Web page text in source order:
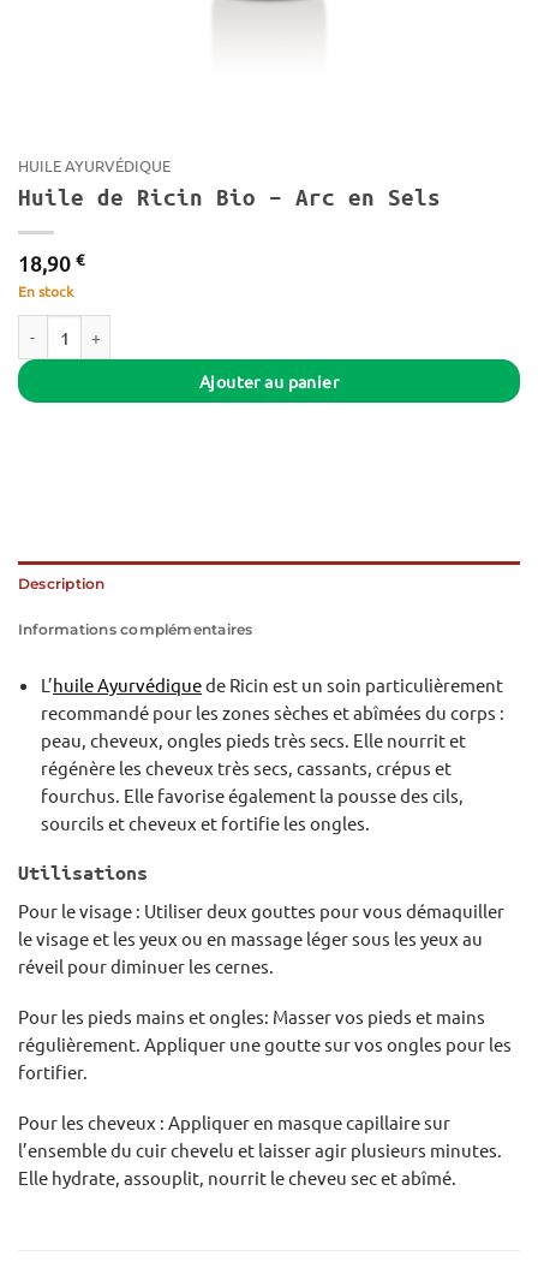
HUILE AYURVÉDIQUE
Huile de Ricin Bio – Arc en Sels
18,90 €
En stock
Ajouter au panier
Description
Informations complémentaires
L’huile Ayurvédiquede Ricin est un soin particulièrement
recommandé pour les zones sèches et abîmées du corps :
peau, cheveux, ongles pieds très secs. Elle nourrit et
régénère les cheveux très secs, cassants, crépus et
fourchus. Elle favorise également la pousse des cils,
sourcils et cheveux et fortifie les ongles.
Utilisations
Pour le visage : Utiliser deux gouttes pour vous démaquiller
le visage et les yeux ou en massage léger sous les yeux au
réveil pour diminuer les cernes.
Pour les pieds mains et ongles: Masser vos pieds et mains
régulièrement. Appliquer une goutte sur vos ongles pour les
fortifier.
Pour les cheveux : Appliquer en masque capillaire sur
l’ensemble du cuir chevelu et laisser agir plusieurs minutes.
Elle hydrate, assouplit, nourrit le cheveu sec et abîmé.